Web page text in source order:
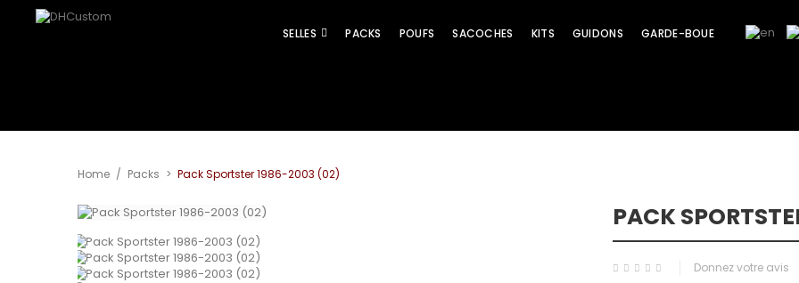
SELLES PACKS POUFS SACOCHES KITS GUIDONS GARDE-BOUE
Home / Packs > Pack Sportster 1986-2003 (02)
Agrandir
PACK
Donnez votre avis